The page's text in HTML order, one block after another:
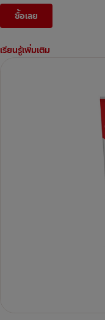
ซื้อเลย
เรียนรู้เพิ่มเติม